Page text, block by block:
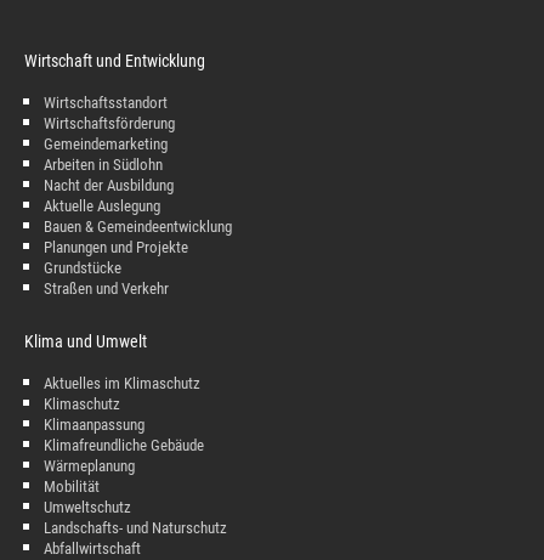
Wirtschaft und Entwicklung
Wirtschaftsstandort
Wirtschaftsförderung
Gemeindemarketing
Arbeiten in Südlohn
Nacht der Ausbildung
Aktuelle Auslegung
Bauen & Gemeindeentwicklung
Planungen und Projekte
Grundstücke
Straßen und Verkehr
Klima und Umwelt
Aktuelles im Klimaschutz
Klimaschutz
Klimaanpassung
Klimafreundliche Gebäude
Wärmeplanung
Mobilität
Umweltschutz
Landschafts- und Naturschutz
Abfallwirtschaft